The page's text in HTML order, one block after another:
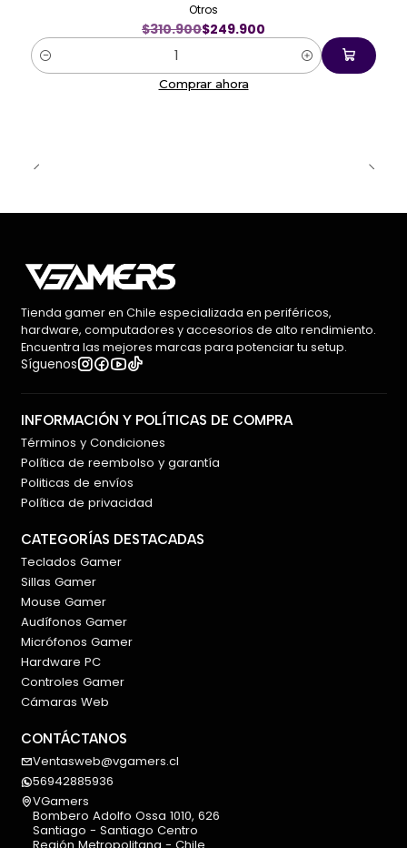
Otros
$310.900$249.900
Cantidad
Comprar ahora
Tienda gamer en Chile especializada en periféricos,
hardware, computadores y accesorios de alto rendimiento.
Encuentra las mejores marcas para potenciar tu setup.
Síguenos
INFORMACIÓN Y POLÍTICAS DE COMPRA
Términos y Condiciones
Política de reembolso y garantía
Politicas de envíos
Política de privacidad
CATEGORÍAS DESTACADAS
Teclados Gamer
Sillas Gamer
Mouse Gamer
Audífonos Gamer
Micrófonos Gamer
Hardware PC
Controles Gamer
Cámaras Web
CONTÁCTANOS
Ventasweb@vgamers.cl
56942885936
VGamers
Bombero Adolfo Ossa 1010, 626
Santiago - Santiago Centro